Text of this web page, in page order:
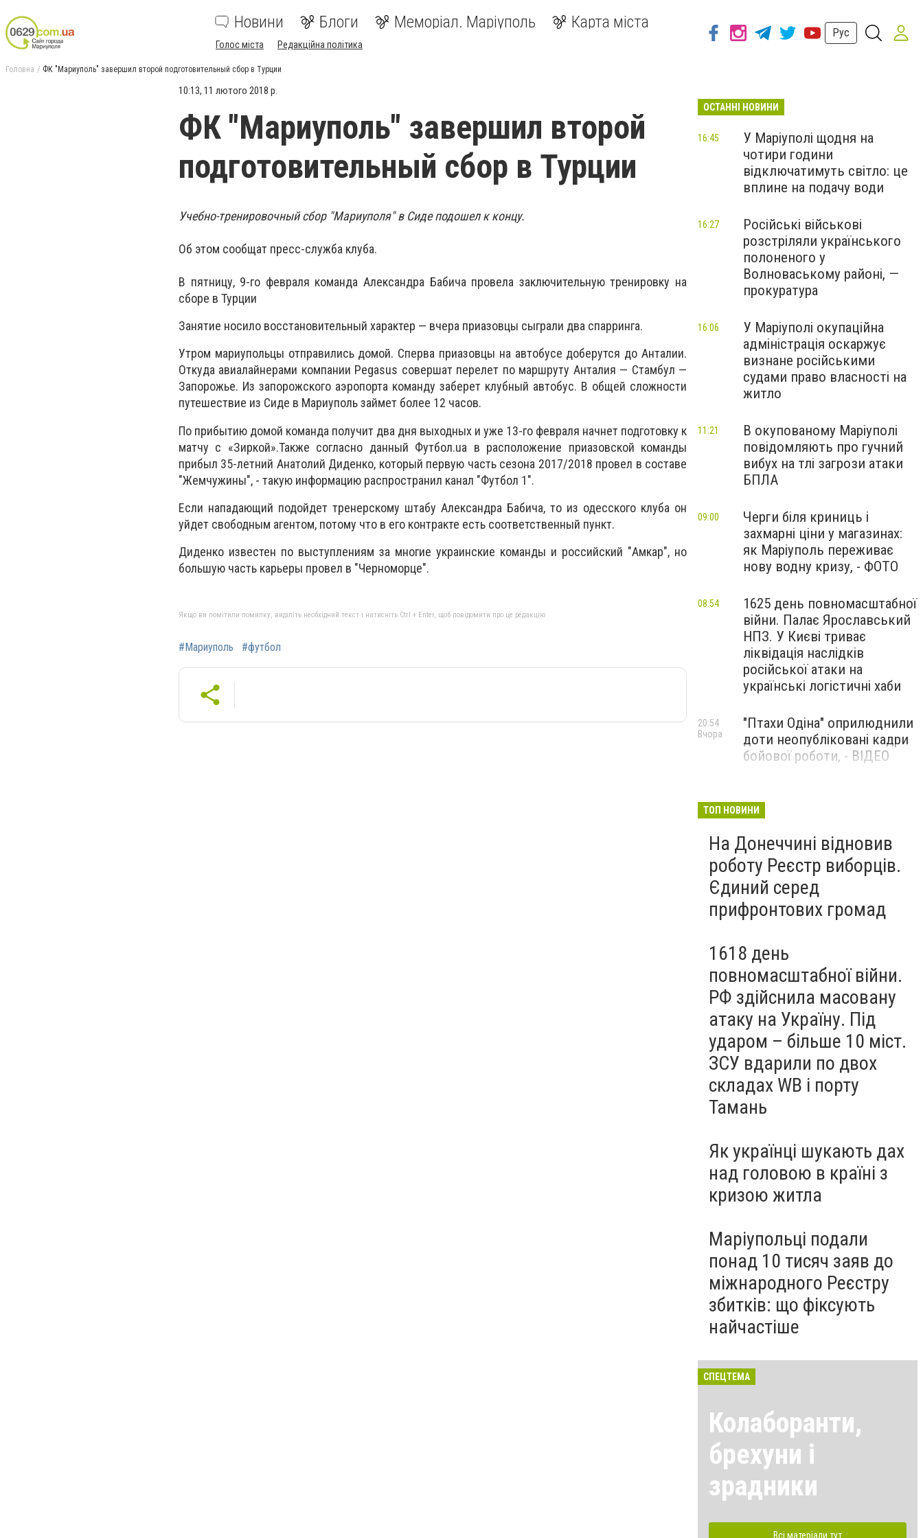
Новини Блоги Меморіал. Маріуполь Карта міста
Голос міста Редакційна політика
Рус
Головна ФК "Мариуполь" завершил второй подготовительный сбор в Турции
10:13, 11 лютого 2018 р.
ФК "Мариуполь" завершил второй
подготовительный сбор в Турции
Учебно-тренировочный сбор "Мариуполя" в Сиде подошел к концу.
Об этом сообщат пресс-служба клуба.
В пятницу, 9-го февраля команда Александра Бабича провела заключительную тренировку на
сборе в Турции
Занятие носило восстановительный характер — вчера приазовцы сыграли два спарринга.
Утром мариупольцы отправились домой. Сперва приазовцы на автобусе доберутся до Анталии.
Откуда авиалайнерами компании Pegasus совершат перелет по маршруту Анталия — Стамбул —
Запорожье. Из запорожского аэропорта команду заберет клубный автобус. В общей сложности
путешествие из Сиде в Мариуполь займет более 12 часов.
По прибытию домой команда получит два дня выходных и уже 13-го февраля начнет подготовку к
матчу с «Зиркой».Также согласно данный Футбол.ua в расположение приазовской команды
прибыл 35-летний Анатолий Диденко, который первую часть сезона 2017/2018 провел в составе
"Жемчужины", - такую информацию распространил канал "Футбол 1".
Если нападающий подойдет тренерскому штабу Александра Бабича, то из одесского клуба он
уйдет свободным агентом, потому что в его контракте есть соответственный пункт.
Диденко известен по выступлениям за многие украинские команды и российский "Амкар", но
большую часть карьеры провел в "Черноморце".
Якщо ви помітили помилку, виділіть необхідний текст і натисніть Ctrl + Enter, щоб повідомити про це редакцію
#Мариуполь #футбол
ОСТАННІ НОВИНИ
У Маріуполі щодня на
чотири години
відключатимуть світло: це
вплине на подачу води
16:45
Російські військові
розстріляли українського
полоненого у
Волноваському районі, —
прокуратура
16:27
У Маріуполі окупаційна
адміністрація оскаржує
визнане російськими
судами право власності на
житло
16:06
В окупованому Маріуполі
повідомляють про гучний
вибух на тлі загрози атаки
БПЛА
11:21
Черги біля криниць і
захмарні ціни у магазинах:
як Маріуполь переживає
нову водну кризу, - ФОТО
09:00
1625 день повномасштабної
війни. Палає Ярославський
НПЗ. У Києві триває
ліквідація наслідків
російської атаки на
українські логістичні хаби
08:54
"Птахи Одіна" оприлюднили
доти неопубліковані кадри
бойової роботи, - ВІДЕО
20:54
Вчора
Бєдняков зіграє тата
новому українському
фільмі, - ФОТО
Вчора
ТОП НОВИНИ
На Донеччині відновив
роботу Реєстр виборців.
Єдиний серед
прифронтових громад
1618 день
повномасштабної війни.
РФ здійснила масовану
атаку на Україну. Під
ударом – більше 10 міст.
ЗСУ вдарили по двох
складах WB і порту
Тамань
Як українці шукають дах
над головою в країні з
кризою житла
Маріупольці подали
понад 10 тисяч заяв до
міжнародного Реєстру
збитків: що фіксують
найчастіше
СПЕЦТЕМА
Колаборанти,
брехуни і
зрадники
Всі матеріали тут